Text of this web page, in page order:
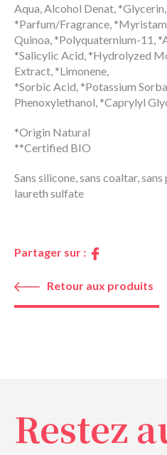
Aqua, Alcohol Denat,
*Parfum/Fragrance,
Quinoa, *Polyquaternium-11,
*Salicylic Acid, *Hydrolyzed
Extract, *Limonene,
*Sorbic Acid, *Potassium
Phenoxylethanol, *Caprylyl
*Origin Natural
**Certified BIO
Sans silicone, sans coaltar,
laureth sulfate
Partager sur :
Retour aux produits
Restez